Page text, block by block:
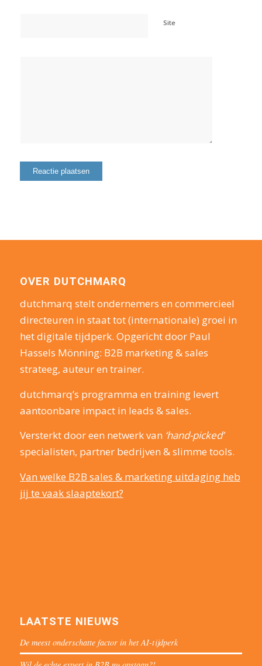
Site
OVER DUTCHMARQ
dutchmarq stelt ondernemers en commercieel
directeuren in staat tot (internationale) groei in
het digitale tijdperk. Opgericht door Paul
Hassels Mönning: B2B marketing & sales
strateeg, auteur en trainer.
dutchmarq’s programma en training levert
aantoonbare impact in leads & sales.
Versterkt door een netwerk van ‘hand-picked’
specialisten, partner bedrijven & slimme tools.
Van welke B2B sales & marketing uitdaging heb
jij te vaak slaaptekort?
LAATSTE NIEUWS
De meest onderschatte factor in het AI-tijdperk